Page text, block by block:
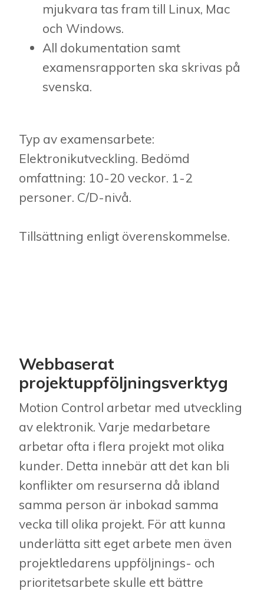
mjukvara tas fram till Linux, Mac
och Windows.
All dokumentation samt
examensrapporten ska skrivas på
svenska.
Typ av examensarbete:
Elektronikutveckling. Bedömd
omfattning: 10-20 veckor. 1-2
personer. C/D-nivå.
Tillsättning enligt överenskommelse.
Webbaserat
projektuppföljningsverktyg
Motion Control arbetar med utveckling
av elektronik. Varje medarbetare
arbetar ofta i flera projekt mot olika
kunder. Detta innebär att det kan bli
konflikter om resurserna då ibland
samma person är inbokad samma
vecka till olika projekt. För att kunna
underlätta sitt eget arbete men även
projektledarens uppföljnings- och
prioritetsarbete skulle ett bättre